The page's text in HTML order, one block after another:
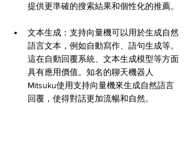
提供更準確的搜索結果和個性化的推薦。
文本生成：支持向量機可以用於生成自然
語言文本，例如自動寫作、語句生成等。
這在自動回覆系統、文本生成模型等方面
具有應用價值。知名的聊天機器人
Mitsuku使用支持向量機來生成自然語言
回覆，使得對話更加流暢和自然。